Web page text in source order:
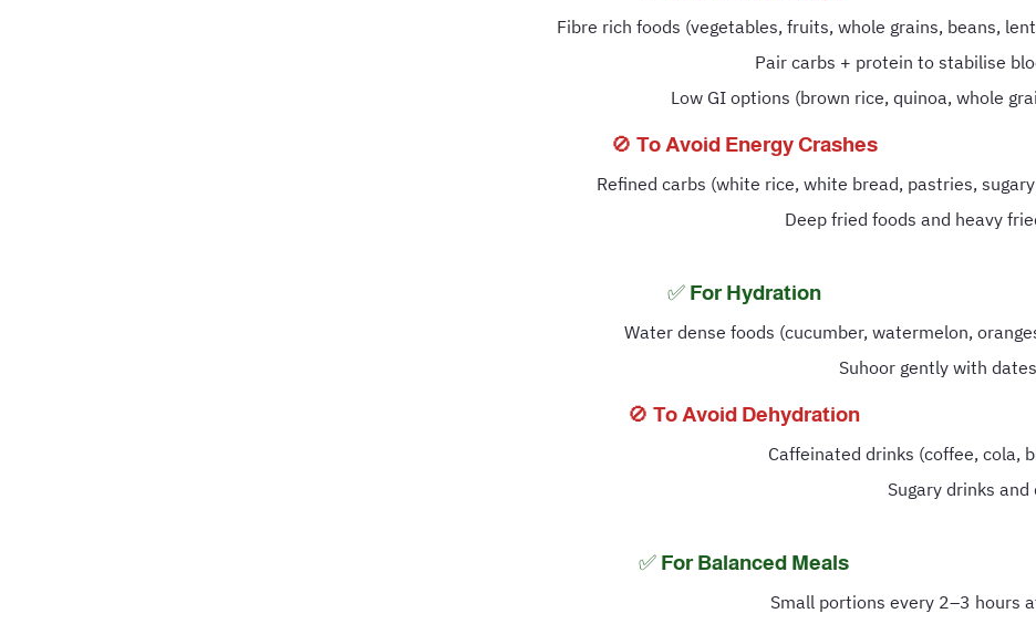
Fibre rich foods (vegetables, fruits, whole grains, beans,
Pair carbs + protein to stabilise
Low GI options (brown rice, quinoa, whole
To Avoid Energy Crashes 🚫
Refined carbs (white rice, white bread, pastries,
Deep fried foods and heavy
For Hydration ✅
Water dense foods (cucumber, watermelon,
Suhoor gently with
To Avoid Dehydration 🚫
Caffeinated drinks (coffee, cola,
Sugary drinks and
For Balanced Meals ✅
Small portions every 2–3 hours